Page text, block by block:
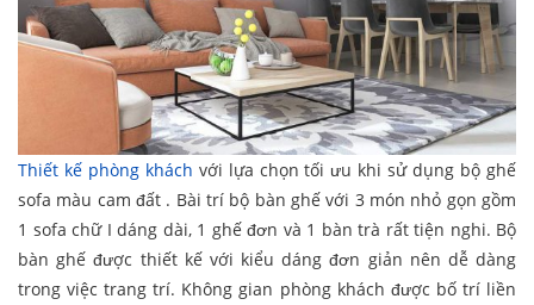
Thiết kế phòng khách với lựa chọn tối ưu khi sử dụng bộ ghế
sofa màu cam đất . Bài trí bộ bàn ghế với 3 món nhỏ gọn gồm
1 sofa chữ I dáng dài, 1 ghế đơn và 1 bàn trà rất tiện nghi. Bộ
bàn ghế được thiết kế với kiểu dáng đơn giản nên dễ dàng
trong việc trang trí. Không gian phòng khách được bố trí liền